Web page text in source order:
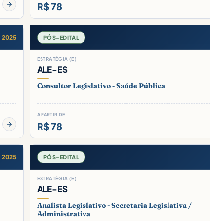
R$ 78
2025 PÓS-EDITAL
ESTRATÉGIA (E)
ALE-ES
Consultor Legislativo - Saúde Pública
A PARTIR DE
R$ 78
2025 PÓS-EDITAL
ESTRATÉGIA (E)
ALE-ES
Analista Legislativo - Secretaria Legislativa /
Administrativa